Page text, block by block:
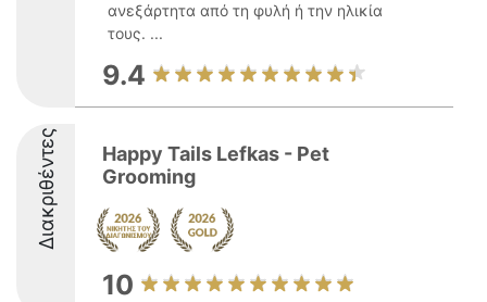
ανεξάρτητα από τη φυλή ή την ηλικία
τους. ...
9.4
Διακριθέντες
Happy Tails Lefkas - Pet
Grooming
10